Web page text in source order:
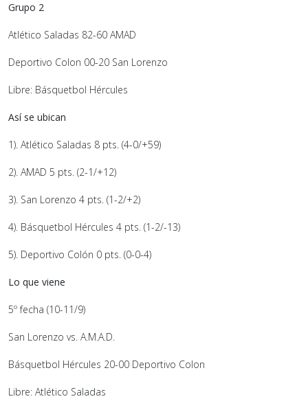
Grupo 2
Atlético Saladas 82-60 AMAD
Deportivo Colon 00-20 San Lorenzo
Libre: Básquetbol Hércules
Así se ubican
1). Atlético Saladas 8 pts. (4-0/+59)
2). AMAD 5 pts. (2-1/+12)
3). San Lorenzo 4 pts. (1-2/+2)
4). Básquetbol Hércules 4 pts. (1-2/-13)
5). Deportivo Colón 0 pts. (0-0-4)
Lo que viene
5º fecha (10-11/9)
San Lorenzo vs. A.M.A.D.
Básquetbol Hércules 20-00 Deportivo Colon
Libre: Atlético Saladas